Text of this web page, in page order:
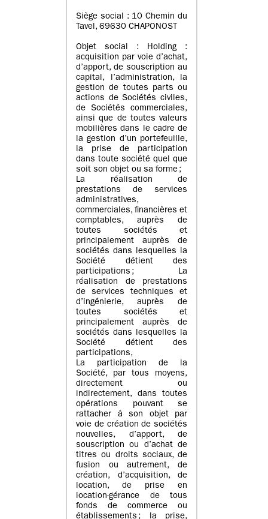
Siège social : 10 Chemin du
Tavel, 69630 CHAPONOST
Objet social : Holding :
acquisition par voie d’achat,
d’apport, de souscription au
capital, l’administration, la
gestion de toutes parts ou
actions de Sociétés civiles,
de Sociétés commerciales,
ainsi que de toutes valeurs
mobilières dans le cadre de
la gestion d’un portefeuille,
la prise de participation
dans toute société quel que
soit son objet ou sa forme ;
La réalisation de
prestations de services
administratives,
commerciales, financières et
comptables, auprès de
toutes sociétés et
principalement auprès de
sociétés dans lesquelles la
Société détient des
participations ; La
réalisation de prestations
de services techniques et
d’ingénierie, auprès de
toutes sociétés et
principalement auprès de
sociétés dans lesquelles la
Société détient des
participations,
La participation de la
Société, par tous moyens,
directement ou
indirectement, dans toutes
opérations pouvant se
rattacher à son objet par
voie de création de sociétés
nouvelles, d’apport, de
souscription ou d’achat de
titres ou droits sociaux, de
fusion ou autrement, de
création, d’acquisition, de
location, de prise en
location-gérance de tous
fonds de commerce ou
établissements ; la prise,